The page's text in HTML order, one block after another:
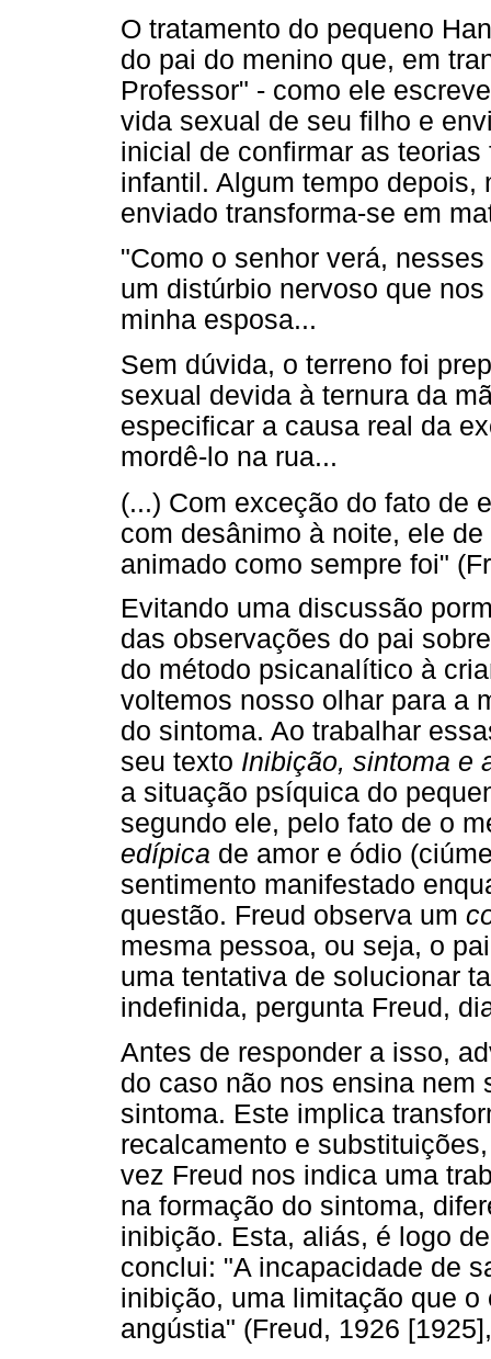
O tratamento do pequeno
do pai do menino que, em
Professor" - como ele
vida sexual de seu filho e
inicial de confirmar as
infantil. Algum tempo depois,
enviado transforma-se em
"Como o senhor verá,
um distúrbio nervoso que
minha esposa...
Sem dúvida, o terreno foi
sexual devida à ternura da
especificar a causa real da
mordê-lo na rua...
(...) Com exceção do fato de
com desânimo à noite, ele
animado como sempre foi"
Evitando uma discussão
das observações do pai
do método psicanalítico à
voltemos nosso olhar para a
do sintoma. Ao trabalhar
seu texto Inibição, sintoma e
a situação psíquica do
segundo ele, pelo fato de o
edípica de amor e ódio
sentimento manifestado
questão. Freud observa um
mesma pessoa, ou seja, o
uma tentativa de solucionar
indefinida, pergunta Freud,
Antes de responder a isso,
do caso não nos ensina nem
sintoma. Este implica
recalcamento e
vez Freud nos indica uma
na formação do sintoma,
inibição. Esta, aliás, é logo
conclui: "A incapacidade de
inibição, uma limitação que
angústia" (Freud, 1926